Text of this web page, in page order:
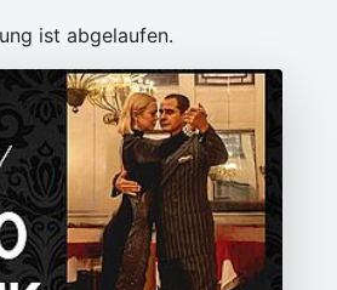
ist abgelaufen.